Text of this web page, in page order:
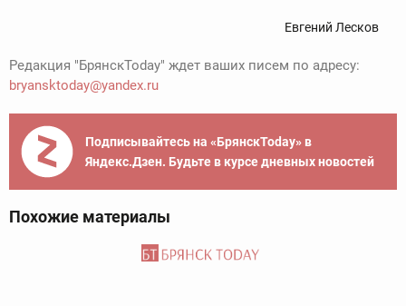
Евгений Лесков
Редакция "БрянскToday" ждет ваших писем по адресу:
bryansktoday@yandex.ru
Подписывайтесь на «БрянскToday» в
Яндекс.Дзен. Будьте в курсе дневных новостей
Похожие материалы